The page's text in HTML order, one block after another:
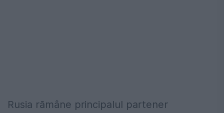
Rusia rămâne principalul partener